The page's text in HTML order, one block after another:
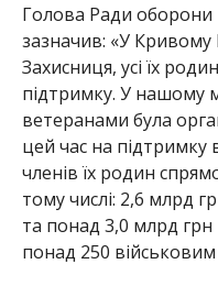
Голова Ради оборони
зазначив: «У Кривому
Захисниця, усі їх
підтримку. У нашому
ветеранами була
цей час на підтримку
членів їх родин
тому числі: 2,6 млрд
та понад 3,0 млрд
понад 250 військовим